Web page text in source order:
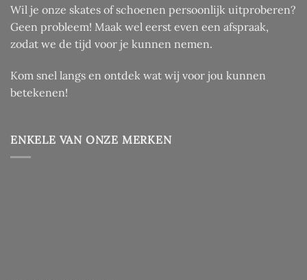
Wil je onze skates of schoenen persoonlijk uitproberen?
Geen probleem! Maak wel eerst even een afspraak,
zodat we de tijd voor je kunnen nemen.
Kom snel langs en ontdek wat wij voor jou kunnen
betekenen!
ENKELE VAN ONZE MERKEN